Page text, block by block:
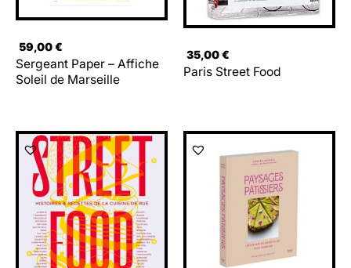
59,00€
Sergeant Paper – Affiche
Soleil de Marseille
35,00€
Paris Street Food